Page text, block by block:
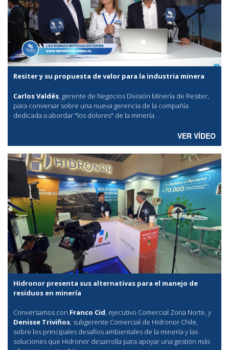
Resiter y su propuesta de valor para la industria minera
Carlos Valdés, gerente de Negocios División Minería de Resiter,
para conversar sobre una nueva gerencia de la compañía
dedicada a abordar "los dolores" de la minería.
VER VÍDEO
Hidronor presenta sus alternativas para el manejo de
residuos en minería
Conversamos con Franco Cid, ejecutivo Comercial Zona Norte, y
Denisse Triviños, subgerente Comercial de Hidronor Chile,
sobre los principales desafíos ambientales de la minería y las
soluciones que Hidronor desarrolla para apoyar una gestión más